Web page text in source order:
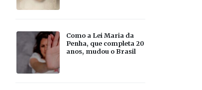
Como a Lei Maria da
Penha, que completa 20
anos, mudou o Brasil